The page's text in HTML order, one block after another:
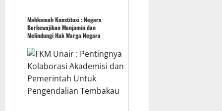
Mahkamah Konstitusi : Negara
Berkewajiban Menjamin dan
Melindungi Hak Warga Negara